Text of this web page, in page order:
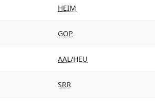
HEIM
GOP
AAL/HEU
SRR